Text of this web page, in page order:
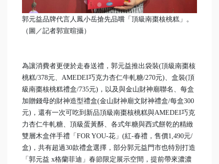
郭元益品牌代言人鳳小岳搶先品嚐「頂級南棗核桃糕」。
（圖／記者郭宣暄攝）
為讓消費者更便於走春送禮，郭元益推出袋裝(頂級南棗核
桃糕/378元、AMEDEI巧克力杏仁牛軋糖/270元)、盒裝(頂
級南棗核桃糕禮盒/735元)，以及與金山財神廟聯名、每盒
加贈錢母的財神造型禮盒(金山財神廟文財神禮盒/每盒300
元)，還有一次可吃到新品頂級南棗核桃糕與AMEDEI巧克
力杏仁牛軋糖、頂級蛋黃酥、各式年糖與西式餅乾的精緻
雙層木盒伴手禮「FOR YOU-花」(紅-春禮，售價1,490元/
盒)，共有超過30款禮盒選擇，部分郭元益門市也特別打造
「郭元益 x格蘭菲迪」春節限定展示空間，提前帶來濃濃